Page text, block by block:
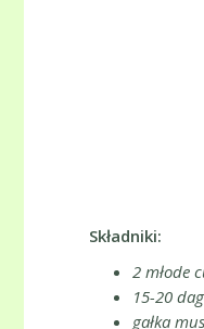
Składniki:
2 młode
15-20
gałka